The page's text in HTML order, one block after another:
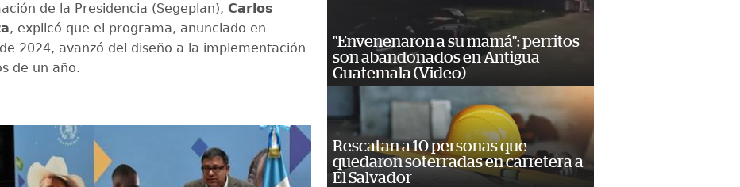
de la Presidencia (Segeplan), Carlos
, explicó que el programa, anunciado en
2024, avanzó del diseño a la implementación
de un año.
"Envenenaron a su mamá": perritos
son abandonados en Antigua
Guatemala (Video)
Rescatan a 10 personas que
quedaron soterradas en carretera a
El Salvador